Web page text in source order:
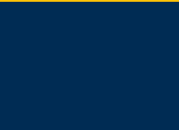
İletişim